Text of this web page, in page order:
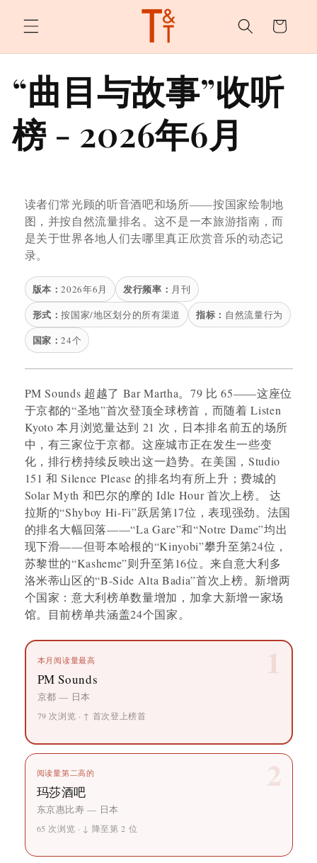
容
物
“曲目与故事”收听
榜 - 2026年6月
读者们常光顾的听音酒吧和场所——按国家绘制地
图，并按自然流量排名。这不是一本旅游指南，而
是关于世界各地人们去哪里真正欣赏音乐的动态记
录。
版本：2026年6月 发行频率： 月刊
形式：按国家/地区划分的所有渠道 指标： 自然流量行为
国家：24个
PM Sounds 超越了 Bar Martha。79 比 65——这座位
于京都的“圣地”首次登顶全球榜首，而随着 Listen
Kyoto 本月浏览量达到 21 次，日本排名前五的场所
中，有三家位于京都。这座城市正在发生一些变
化，排行榜持续反映出这一趋势。在美国，Studio
151 和 Silence Please 的排名均有所上升；费城的
Solar Myth 和巴尔的摩的 Idle Hour 首次上榜。 达
拉斯的“Shyboy Hi-Fi”跃居第17位，表现强劲。法国
的排名大幅回落——“La Gare”和“Notre Dame”均出
现下滑——但哥本哈根的“Kinyobi”攀升至第24位，
苏黎世的“Kasheme”则升至第16位。来自意大利多
洛米蒂山区的“B-Side Alta Badia”首次上榜。新增两
个国家：意大利榜单数量增加，加拿大新增一家场
馆。目前榜单共涵盖24个国家。
1
本月阅读量最高
PM Sounds
京都 — 日本
79 次浏览 · ↑ 首次登上榜首
2
阅读量第二高的
玛莎酒吧
东京惠比寿 — 日本
65 次浏览 · ↓ 降至第 2 位